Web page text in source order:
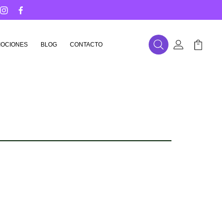
BLOG CONTACTO BuscarMi Cuenta
Mi